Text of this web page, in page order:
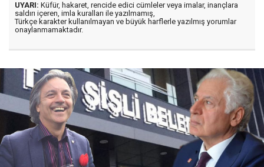
UYARI: Küfür, hakaret, rencide edici cümleler veya imalar, inançlara
saldırı içeren, imla kuralları ile yazılmamış,
Türkçe karakter kullanılmayan ve büyük harflerle yazılmış yorumlar
onaylanmamaktadır.